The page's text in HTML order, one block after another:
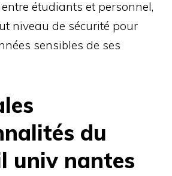
étudiants et personnel,
niveau de sécurité pour
sensibles de ses
du
univ nantes